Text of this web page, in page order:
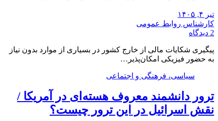
تیر ۴, ۱۴۰۵
کارشناس روابط عمومی
2 دیدگاه
پیگیری شکایات مالی از خارج کشور در بسیاری از موارد بدون نیاز
به حضور فیزیکی امکان‌پذیر…
سیاسی، فرهنگی و اجتماعی
ترور دانشمند معروف هسته‌ای در آمریکا /
نقش اسرائیل در این ترور چیست؟